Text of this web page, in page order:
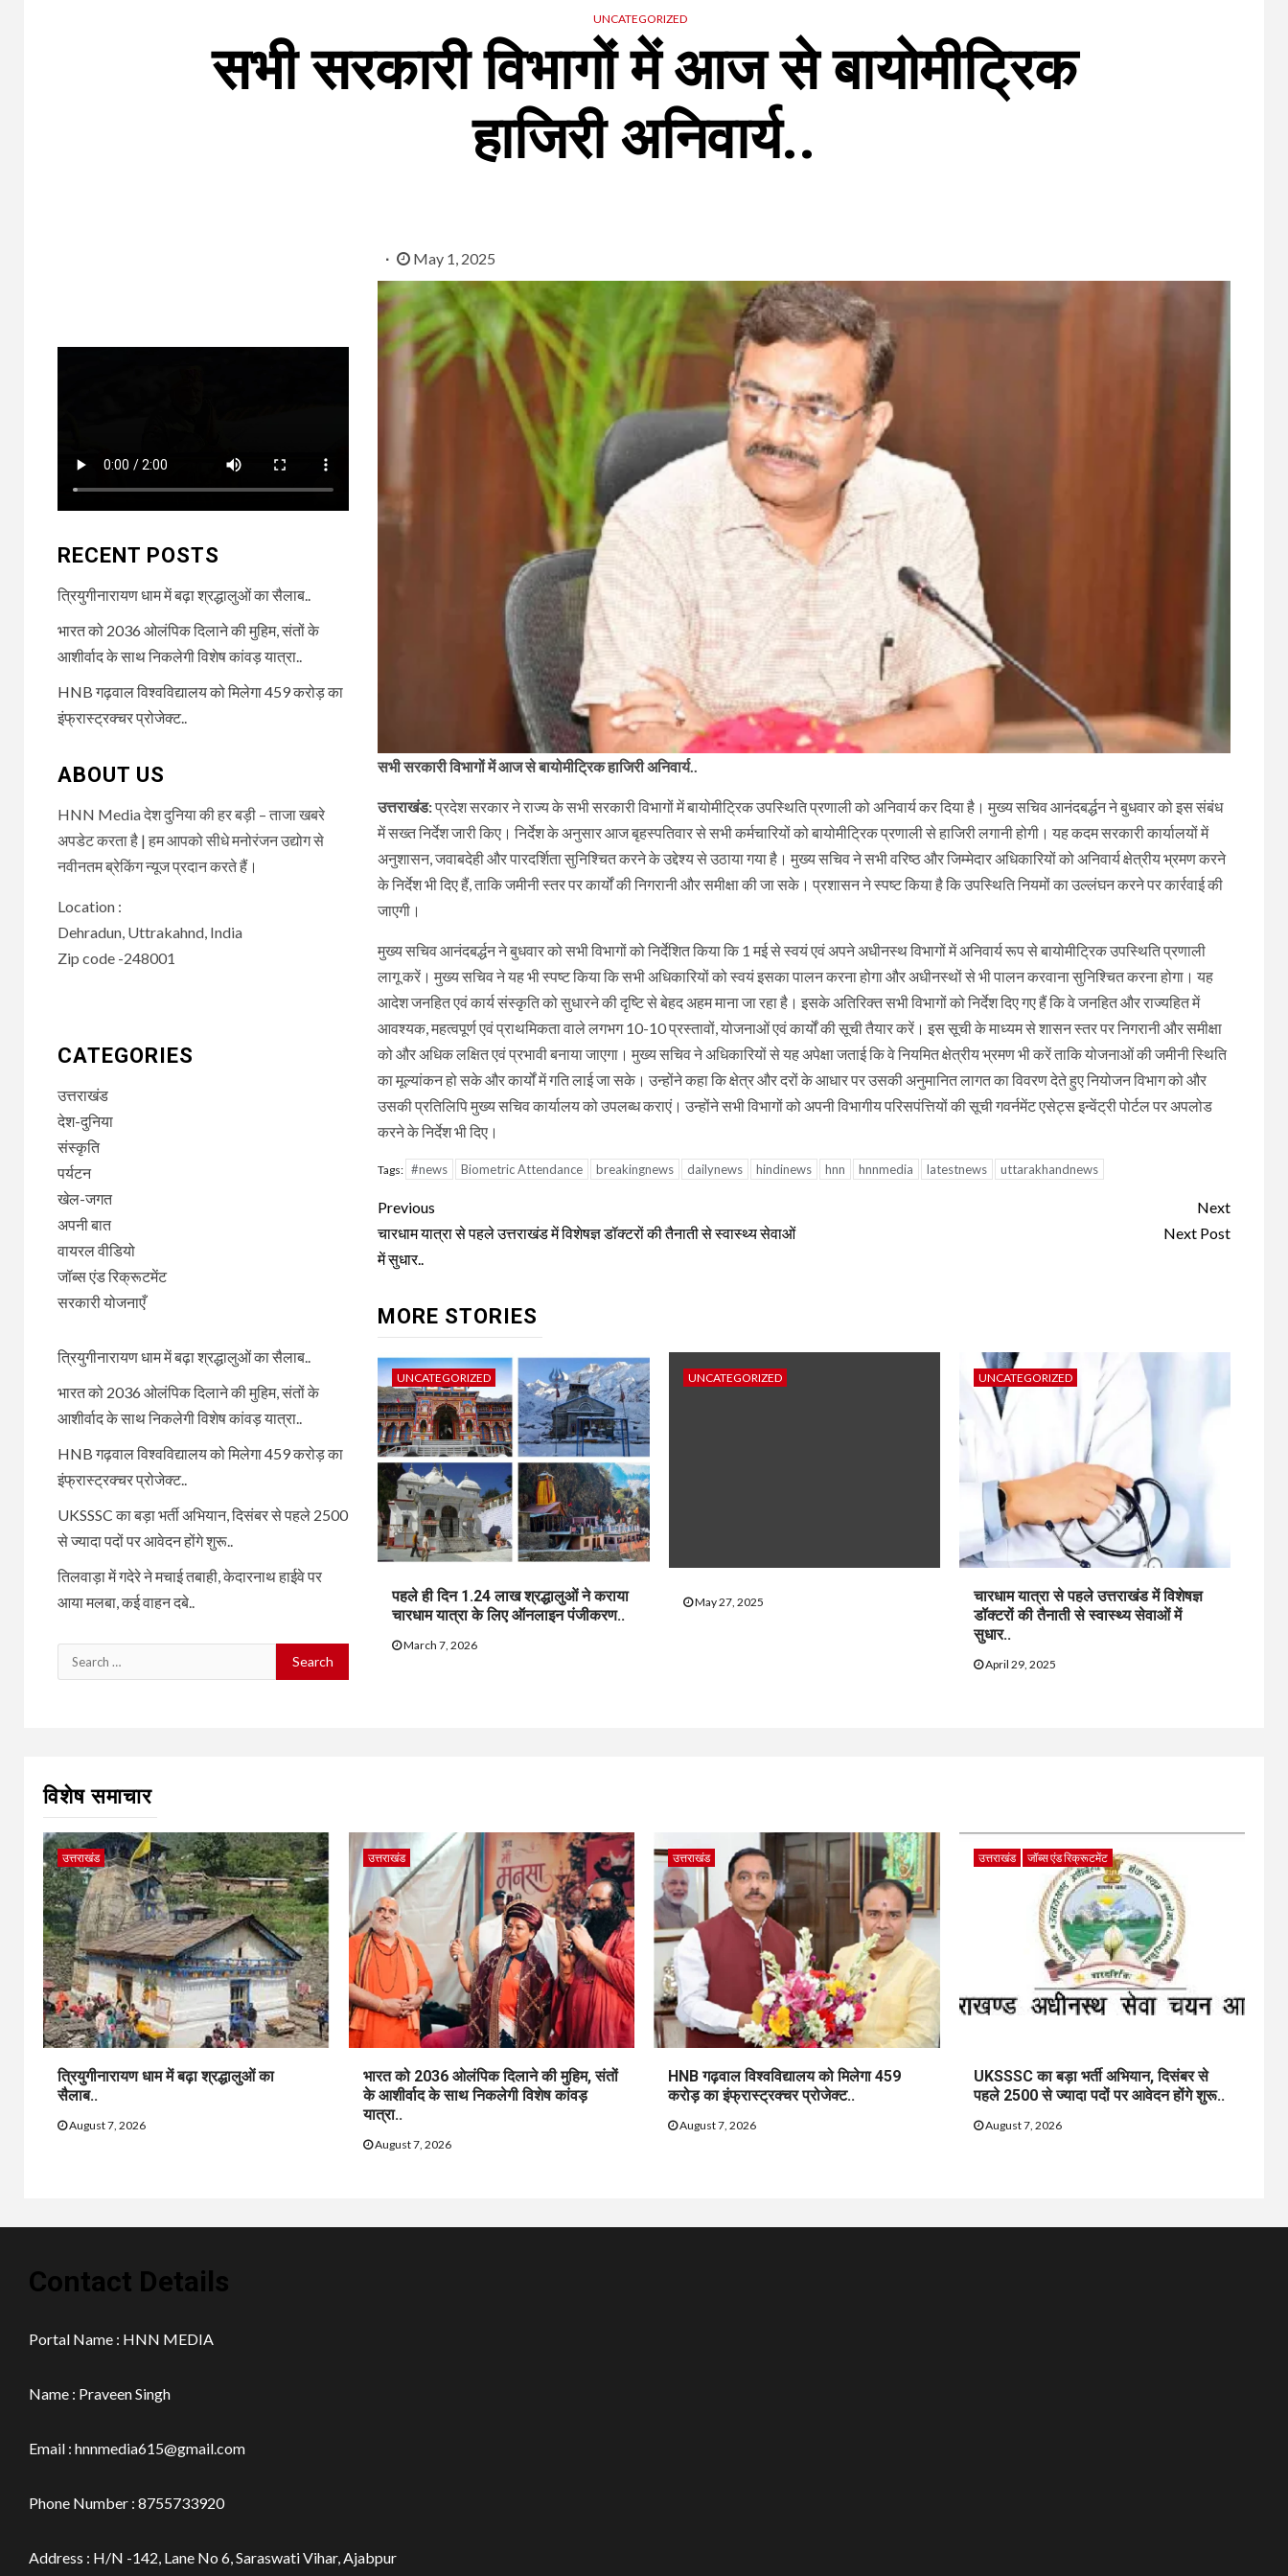
UNCATEGORIZED
सभी सरकारी विभागों में आज से बायोमीट्रिक
हाजिरी अनिवार्य..
May 1, 2025
सभी सरकारी विभागों में आज से बायोमीट्रिक हाजिरी अनिवार्य..
उत्तराखंड:प्रदेश सरकार ने राज्य के सभी सरकारी विभागों में बायोमीट्रिक उपस्थिति प्रणाली को अनिवार्य कर दिया है। मुख्य सचिव आनंदबर्द्धन ने बुधवार को इस संबंध
में सख्त निर्देश जारी किए। निर्देश के अनुसार आज बृहस्पतिवार से सभी कर्मचारियों को बायोमीट्रिक प्रणाली से हाजिरी लगानी होगी। यह कदम सरकारी कार्यालयों में
अनुशासन, जवाबदेही और पारदर्शिता सुनिश्चित करने के उद्देश्य से उठाया गया है। मुख्य सचिव ने सभी वरिष्ठ और जिम्मेदार अधिकारियों को अनिवार्य क्षेत्रीय भ्रमण करने
के निर्देश भी दिए हैं, ताकि जमीनी स्तर पर कार्यों की निगरानी और समीक्षा की जा सके। प्रशासन ने स्पष्ट किया है कि उपस्थिति नियमों का उल्लंघन करने पर कार्रवाई की
जाएगी।
मुख्य सचिव आनंदबर्द्धन ने बुधवार को सभी विभागों को निर्देशित किया कि 1 मई से स्वयं एवं अपने अधीनस्थ विभागों में अनिवार्य रूप से बायोमीट्रिक उपस्थिति प्रणाली
लागू करें। मुख्य सचिव ने यह भी स्पष्ट किया कि सभी अधिकारियों को स्वयं इसका पालन करना होगा और अधीनस्थों से भी पालन करवाना सुनिश्चित करना होगा। यह
आदेश जनहित एवं कार्य संस्कृति को सुधारने की दृष्टि से बेहद अहम माना जा रहा है। इसके अतिरिक्त सभी विभागों को निर्देश दिए गए हैं कि वे जनहित और राज्यहित में
आवश्यक, महत्वपूर्ण एवं प्राथमिकता वाले लगभग 10-10 प्रस्तावों, योजनाओं एवं कार्यों की सूची तैयार करें। इस सूची के माध्यम से शासन स्तर पर निगरानी और समीक्षा
को और अधिक लक्षित एवं प्रभावी बनाया जाएगा। मुख्य सचिव ने अधिकारियों से यह अपेक्षा जताई कि वे नियमित क्षेत्रीय भ्रमण भी करें ताकि योजनाओं की जमीनी स्थिति
का मूल्यांकन हो सके और कार्यों में गति लाई जा सके। उन्होंने कहा कि क्षेत्र और दरों के आधार पर उसकी अनुमानित लागत का विवरण देते हुए नियोजन विभाग को और
उसकी प्रतिलिपि मुख्य सचिव कार्यालय को उपलब्ध कराएं। उन्होंने सभी विभागों को अपनी विभागीय परिसपंत्तियों की सूची गवर्नमेंट एसेट्स इन्वेंट्री पोर्टल पर अपलोड
करने के निर्देश भी दिए।
Tags: #news Biometric Attendance breakingnews dailynews hindinews hnn hnnmedia latestnews uttarakhandnews
Continue
Reading
Previous
चारधाम यात्रा से पहले उत्तराखंड में विशेषज्ञ डॉक्टरों की तैनाती से स्वास्थ्य सेवाओं
में सुधार..
Next
Next Post
MORE STORIES
UNCATEGORIZED
पहले ही दिन 1.24 लाख श्रद्धालुओं ने कराया
चारधाम यात्रा के लिए ऑनलाइन पंजीकरण..
March 7, 2026
UNCATEGORIZED
May 27, 2025
UNCATEGORIZED
चारधाम यात्रा से पहले उत्तराखंड में विशेषज्ञ
डॉक्टरों की तैनाती से स्वास्थ्य सेवाओं में
सुधार..
April 29, 2025
RECENT POSTS
त्रियुगीनारायण धाम में बढ़ा श्रद्धालुओं का सैलाब..
भारत को 2036 ओलंपिक दिलाने की मुहिम, संतों के
आशीर्वाद के साथ निकलेगी विशेष कांवड़ यात्रा..
HNB गढ़वाल विश्वविद्यालय को मिलेगा 459 करोड़ का
इंफ्रास्ट्रक्चर प्रोजेक्ट..
ABOUT US
HNN Media देश दुनिया की हर बड़ी – ताजा खबरे
अपडेट करता है | हम आपको सीधे मनोरंजन उद्योग से
नवीनतम ब्रेकिंग न्यूज प्रदान करते हैं।
Location :
Dehradun, Uttrakahnd, India
Zip code -248001
CATEGORIES
उत्तराखंड
देश-दुनिया
संस्कृति
पर्यटन
खेल-जगत
अपनी बात
वायरल वीडियो
जॉब्स एंड रिक्रूटमेंट
सरकारी योजनाएँ
त्रियुगीनारायण धाम में बढ़ा श्रद्धालुओं का सैलाब..
भारत को 2036 ओलंपिक दिलाने की मुहिम, संतों के
आशीर्वाद के साथ निकलेगी विशेष कांवड़ यात्रा..
HNB गढ़वाल विश्वविद्यालय को मिलेगा 459 करोड़ का
इंफ्रास्ट्रक्चर प्रोजेक्ट..
UKSSSC का बड़ा भर्ती अभियान, दिसंबर से पहले 2500
से ज्यादा पदों पर आवेदन होंगे शुरू..
तिलवाड़ा में गदेरे ने मचाई तबाही, केदारनाथ हाईवे पर
आया मलबा, कई वाहन दबे..
Search
for:
विशेष समाचार
उत्तराखंड
त्रियुगीनारायण धाम में बढ़ा श्रद्धालुओं का
सैलाब..
August 7, 2026
उत्तराखंड
भारत को 2036 ओलंपिक दिलाने की मुहिम, संतों
के आशीर्वाद के साथ निकलेगी विशेष कांवड़
यात्रा..
August 7, 2026
उत्तराखंड
HNB गढ़वाल विश्वविद्यालय को मिलेगा 459
करोड़ का इंफ्रास्ट्रक्चर प्रोजेक्ट..
August 7, 2026
उत्तराखंड जॉब्स एंड रिक्रूटमेंट
UKSSSC का बड़ा भर्ती अभियान, दिसंबर से
पहले 2500 से ज्यादा पदों पर आवेदन होंगे शुरू..
August 7, 2026
Contact Details
Portal Name : HNN MEDIA
Name : Praveen Singh
Email : hnnmedia615@gmail.com
Phone Number : 8755733920
Address : H/N -142, Lane No 6, Saraswati Vihar, Ajabpur